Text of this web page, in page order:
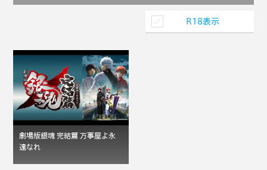
R18表示
劇場版銀魂 完結篇 万事屋よ永
遠なれ